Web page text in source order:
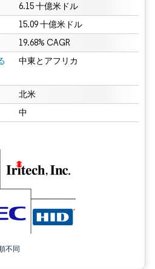
6.15 十億米ドル
15.09 十億米ドル
19.68% CAGR
中東とアフリカ
北米
中
不同
利用にはCC BY 4.0の表示が必要です。